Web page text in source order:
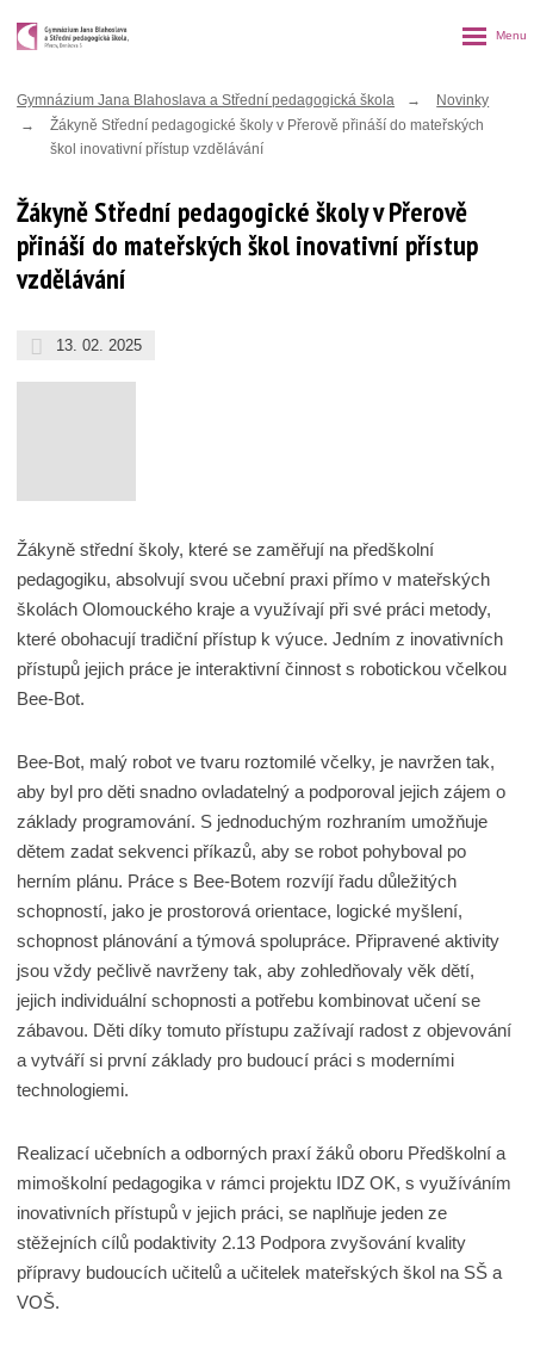
Gymnázium Jana Blahoslava a Střední pedagogická škola
Novinky
Žákyně Střední pedagogické školy v Přerově přináší do mateřských
škol inovativní přístup vzdělávání
Žákyně Střední pedagogické školy v Přerově
přináší do mateřských škol inovativní přístup
vzdělávání
13. 02. 2025
Žákyně střední školy, které se zaměřují na předškolní
pedagogiku, absolvují svou učební praxi přímo v mateřských
školách Olomouckého kraje a využívají při své práci metody,
které obohacují tradiční přístup k výuce. Jedním z inovativních
přístupů jejich práce je interaktivní činnost s robotickou včelkou
Bee-Bot.
Bee-Bot, malý robot ve tvaru roztomilé včelky, je navržen tak,
aby byl pro děti snadno ovladatelný a podporoval jejich zájem o
základy programování. S jednoduchým rozhraním umožňuje
dětem zadat sekvenci příkazů, aby se robot pohyboval po
herním plánu. Práce s Bee-Botem rozvíjí řadu důležitých
schopností, jako je prostorová orientace, logické myšlení,
schopnost plánování a týmová spolupráce. Připravené aktivity
jsou vždy pečlivě navrženy tak, aby zohledňovaly věk dětí,
jejich individuální schopnosti a potřebu kombinovat učení se
zábavou. Děti díky tomuto přístupu zažívají radost z objevování
a vytváří si první základy pro budoucí práci s moderními
technologiemi.
Realizací učebních a odborných praxí žáků oboru Předškolní a
mimoškolní pedagogika v rámci projektu IDZ OK, s využíváním
inovativních přístupů v jejich práci, se naplňuje jeden ze
stěžejních cílů podaktivity 2.13 Podpora zvyšování kvality
přípravy budoucích učitelů a učitelek mateřských škol na SŠ a
VOŠ.